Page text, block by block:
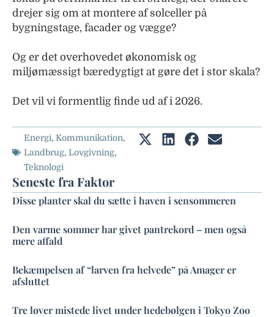
drejer sig om at montere af solceller på
bygningstage, facader og vægge?
Og er det overhovedet økonomisk og
miljømæssigt bæredygtigt at gøre det i stor skala?
Det vil vi formentlig finde ud af i 2026.
Energi, Kommunikation,
Landbrug, Lovgivning,
Teknologi
Seneste fra Faktor
Disse planter skal du sætte i haven i sensommeren
Den varme sommer har givet pantrekord – men også
mere affald
Bekæmpelsen af “larven fra helvede” på Amager er
afsluttet
Tre løver mistede livet under hedebølgen i Tokyo Zoo